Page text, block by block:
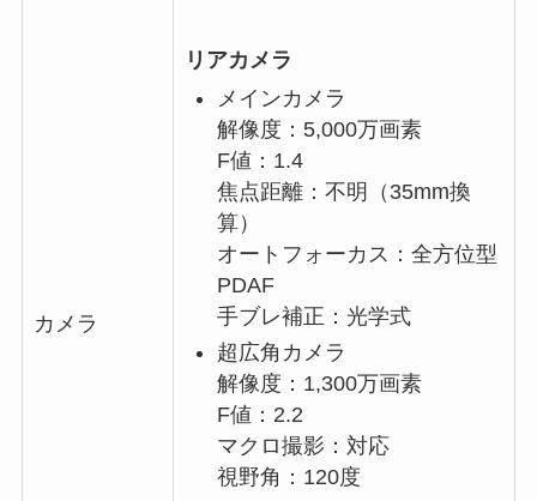
カメラ
リアカメラ
メインカメラ
解像度：5,000万画素
F値：1.4
焦点距離：不明（35mm換
算）
オートフォーカス：全方位型
PDAF
手ブレ補正：光学式
超広角カメラ
解像度：1,300万画素
F値：2.2
マクロ撮影：対応
視野角：120度